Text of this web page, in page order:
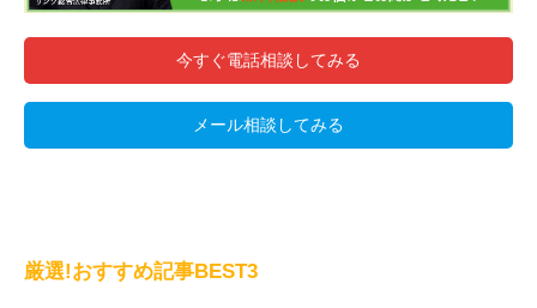
今すぐ電話相談してみる
メール相談してみる
厳選!おすすめ記事BEST3